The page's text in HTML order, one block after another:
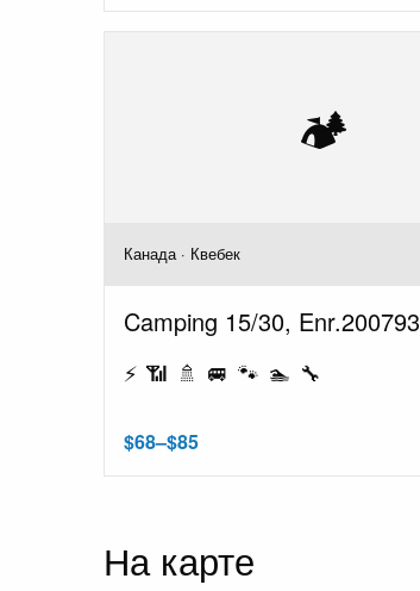
🏕️
Канада · Квебек
Camping 15/30, Enr.200793
⚡ 📶 🚿 🚐 🐾 🏊 🔧
$68–$85
На карте